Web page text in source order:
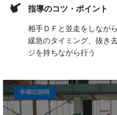
指導のコツ・ポイント
相手ＤＦと並走をしなが
緩急のタイミング、抜き
ジを持ちながら行う